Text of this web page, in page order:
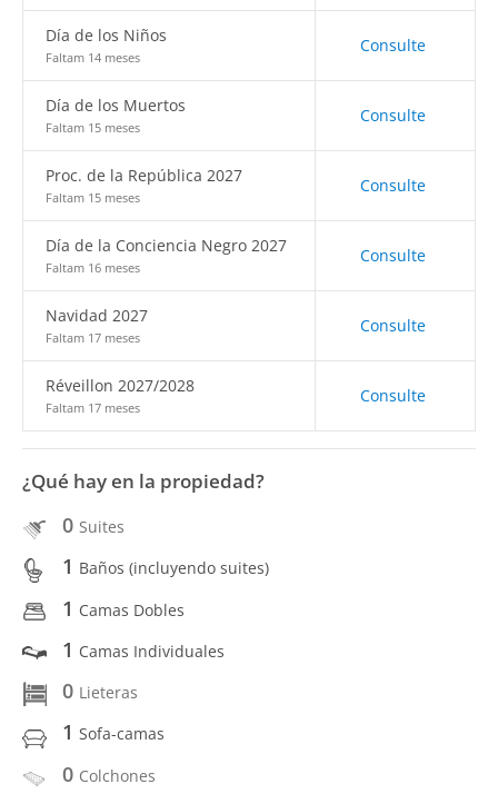
Día de los Niños
Faltam 14 meses
Consulte
Día de los Muertos
Faltam 15 meses
Consulte
Proc. de la República 2027
Faltam 15 meses
Consulte
Día de la Conciencia Negro 2027
Faltam 16 meses
Consulte
Navidad 2027
Faltam 17 meses
Consulte
Réveillon 2027/2028
Faltam 17 meses
Consulte
¿Qué hay en la propiedad?
0 Suites
1 Baños (incluyendo suites)
1 Camas Dobles
1 Camas Individuales
0 Lieteras
1 Sofa-camas
0 Colchones